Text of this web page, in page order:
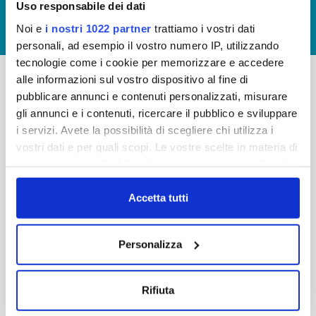
Uso responsabile dei dati
Noi e i nostri 1022 partner trattiamo i vostri dati
personali, ad esempio il vostro numero IP, utilizzando
tecnologie come i cookie per memorizzare e accedere
alle informazioni sul vostro dispositivo al fine di
pubblicare annunci e contenuti personalizzati, misurare
gli annunci e i contenuti, ricercare il pubblico e sviluppare
i servizi. Avete la possibilità di scegliere chi utilizza i
vostri dati e per quali scopi. Le vostre scelte in materia di
in cui avete effettuato le vostre scelte. È possibile
modificare o revocare il proprio consenso in qualsiasi
momento dalla Dichiarazione sui cookie o facendo clic
Con il tuo consenso, vorremmo anche:
raccogliere informazioni sulla tua posizione
Accetta tutti
Personalizza
Rifiuta
LAVORA CON NOI
Publiacqua S.p.A
Via Villamagna 90/c -
50126 Fi
Tel. +39 055688903
Reg Imprese Firenze
-
FAQ
PRIVACY POLICY
COOKIE
WHISTLEBLOWING
CREDITS